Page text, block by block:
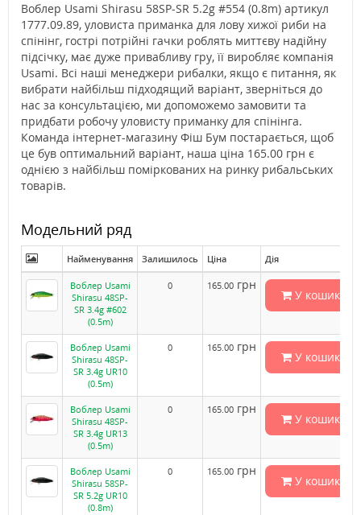
Воблер Usami Shirasu 58SP-SR 5.2g #554 (0.8m) артикул
1777.09.89, уловиста приманка для лову хижої риби на
спінінг, гострі потрійні гачки роблять миттєву надійну
підсічку, має дуже привабливу гру, її виробляє компанія
Usami. Всі наші менеджери рибалки, якщо є питання, як
вибрати найбільш підходящий варіант, зверніться до
нас за консультацією, ми допоможемо замовити та
придбати робочу уловисту приманку для спінінга.
Команда інтернет-магазину Фіш Бум постарається, щоб
це був оптимальний варіант, наша ціна 165.00 грн є
однією з найбільш поміркованих на ринку рибальських
товарів.
Модельний ряд
Найменування Залишилось Ціна Дія
Воблер Usami
Shirasu 48SP-
SR 3.4g #602
(0.5m)
0 165.00 грн
У кошик
Воблер Usami
Shirasu 48SP-
SR 3.4g UR10
(0.5m)
0 165.00 грн
У кошик
Воблер Usami
Shirasu 48SP-
SR 3.4g UR13
(0.5m)
0 165.00 грн
У кошик
Воблер Usami
Shirasu 58SP-
SR 5.2g UR10
(0.8m)
0 165.00 грн
У кошик